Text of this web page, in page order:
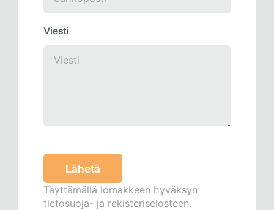
Viesti
Täyttämällä lomakkeen hyväksyn
tietosuoja- ja rekisteriselosteen.